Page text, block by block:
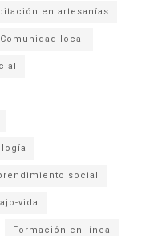
en artesanías
Comunidad local
social
vida
Formación en línea